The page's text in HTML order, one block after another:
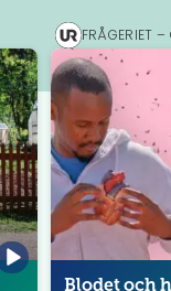
UR
Play
FRÅGERIET –
Blodet och